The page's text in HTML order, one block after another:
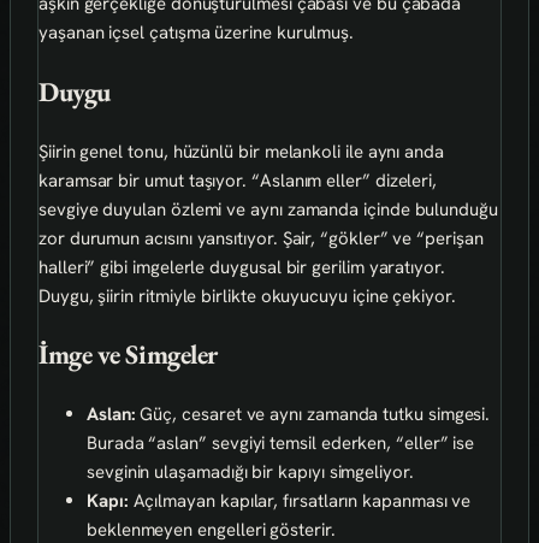
yaşanan içsel çatışma üzerine kurulmuş.
Duygu
Şiirin genel tonu, hüzünlü bir melankoli ile aynı anda
karamsar bir umut taşıyor. “Aslanım eller” dizeleri,
sevgiye duyulan özlemi ve aynı zamanda içinde bulunduğu
zor durumun acısını yansıtıyor. Şair, “gökler” ve “perişan
halleri” gibi imgelerle duygusal bir gerilim yaratıyor.
Duygu, şiirin ritmiyle birlikte okuyucuyu içine çekiyor.
İmge ve Simgeler
Aslan: Güç, cesaret ve aynı zamanda tutku simgesi.
Burada “aslan” sevgiyi temsil ederken, “eller” ise
sevginin ulaşamadığı bir kapıyı simgeliyor.
Kapı: Açılmayan kapılar, fırsatların kapanması ve
beklenmeyen engelleri gösterir.